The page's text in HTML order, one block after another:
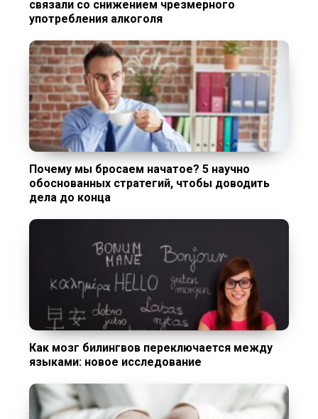
связали со снижением чрезмерного
употребления алкоголя
Почему мы бросаем начатое? 5 научно
обоснованных стратегий, чтобы доводить
дела до конца
Как мозг билингвов переключается между
языками: новое исследование